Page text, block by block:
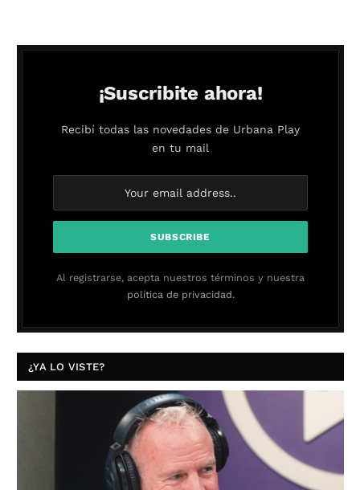
¡Suscribite ahora!
Recibí todas las novedades de Urbana Play
en tu mail
Al registrarse, acepta nuestros términos y nuestra
política de privacidad.
¿YA LO VISTE?